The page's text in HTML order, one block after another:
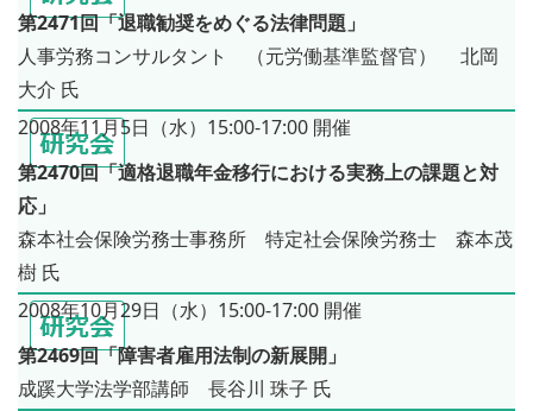
第2471回「退職勧奨をめぐる法律問題」
人事労務コンサルタント （元労働基準監督官） 北岡
大介 氏
2008年11月5日（水）15:00-17:00 開催
第2470回「適格退職年金移行における実務上の課題と対
応」
森本社会保険労務士事務所 特定社会保険労務士 森本茂
樹 氏
2008年10月29日（水）15:00-17:00 開催
第2469回「障害者雇用法制の新展開」
成蹊大学法学部講師 長谷川 珠子 氏